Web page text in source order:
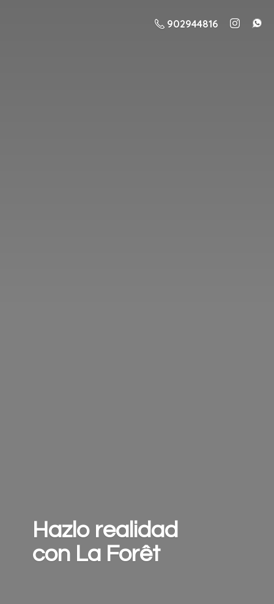
902944816
Hazlo realidad
con La Forêt